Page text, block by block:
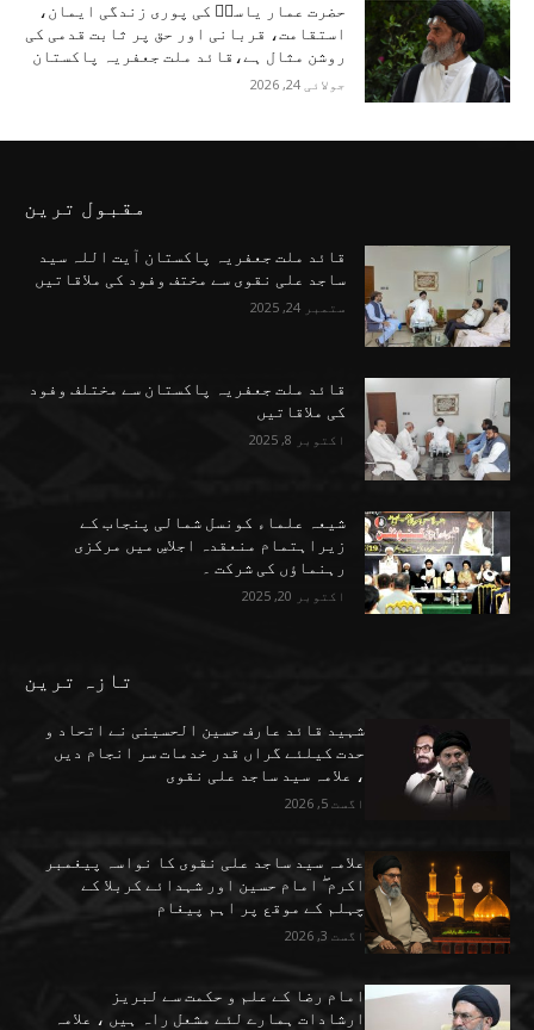
حضرت عمار یاسرؑ کی پوری زندگی ایمان،
استقامت، قربانی اور حق پر ثابت قدمی کی
روشن مثال ہے،قائد ملت جعفریہ پاکستان
جولائی 24, 2026
مقبول ترین
قائد ملت جعفریہ پاکستان آیت اللہ سید
ساجد علی نقوی سے مختف وفود کی ملاقاتیں
ستمبر 24, 2025
قائد ملت جعفریہ پاکستان سے مختلف وفود
کی ملاقاتیں
اکتوبر 8, 2025
شیعہ علماء کونسل شمالی پنجاب کے
زیراہتمام منعقدہ اجلاسِ میں مرکزی
رہنماؤں کی شرکت ۔
اکتوبر 20, 2025
تازہ ترین
شہید قائد عارف حسین الحسینی نے اتحاد و
حدت کیلئے گراں قدر خدمات سر انجام دیں
، علامہ سید ساجد علی نقوی
اگست 5, 2026
علامہ سید ساجد علی نقوی کا نواسہ پیغمبر
اکرم ۖ امام حسین اور شہدائے کربلا کے
چہلم کے موقع پر اہم پیغام
اگست 3, 2026
امام رضا کے علم و حکمت سے لبریز
ارشادات ہمارے لئے مشعل راہ ہیں ، علامہ